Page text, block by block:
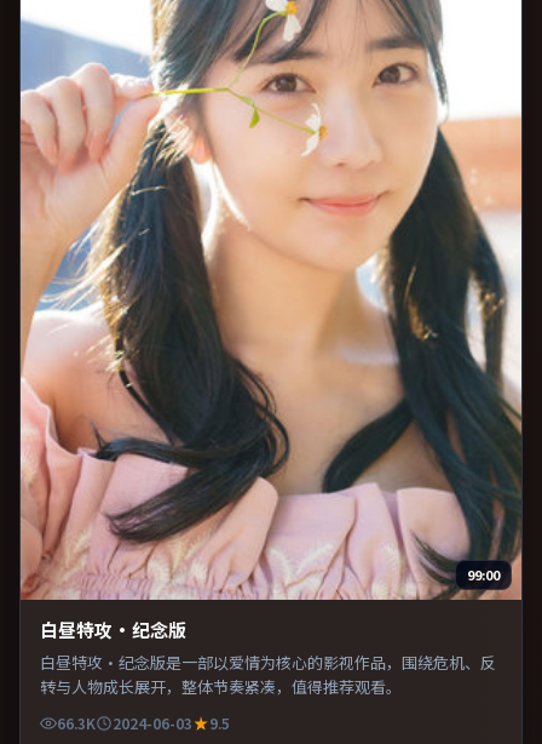
99:00
白昼特攻·纪念版
白昼特攻·纪念版是一部以爱情为核心的影视作品，围绕危机、反
转与人物成长展开，整体节奏紧凑，值得推荐观看。
66.3K 2024-06-03
9.5